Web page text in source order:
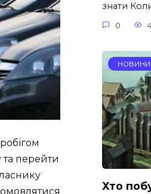
перейти
знати
0
НОВИНИ
Хто